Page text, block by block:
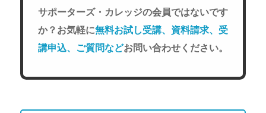
サポーターズ・カレッジの会員ではないです
か？お気軽に無料お試し受講、資料請求、受
講申込、ご質問などお問い合わせください。